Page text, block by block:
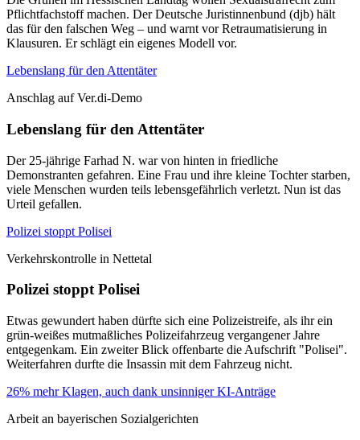
Pflichtfachstoff machen. Der Deutsche Juristinnenbund (djb) hält
das für den falschen Weg – und warnt vor Retraumatisierung in
Klausuren. Er schlägt ein eigenes Modell vor.
Lebenslang für den Attentäter
Anschlag auf Ver.di-Demo
Lebenslang für den Attentäter
Der 25-jährige Farhad N. war von hinten in friedliche
Demonstranten gefahren. Eine Frau und ihre kleine Tochter starben,
viele Menschen wurden teils lebensgefährlich verletzt. Nun ist das
Urteil gefallen.
Polizei stoppt Polisei
Verkehrskontrolle in Nettetal
Polizei stoppt Polisei
Etwas gewundert haben dürfte sich eine Polizeistreife, als ihr ein
grün-weißes mutmaßliches Polizeifahrzeug vergangener Jahre
entgegenkam. Ein zweiter Blick offenbarte die Aufschrift "Polisei".
Weiterfahren durfte die Insassin mit dem Fahrzeug nicht.
26% mehr Klagen, auch dank unsinniger KI-Anträge
Arbeit an bayerischen Sozialgerichten